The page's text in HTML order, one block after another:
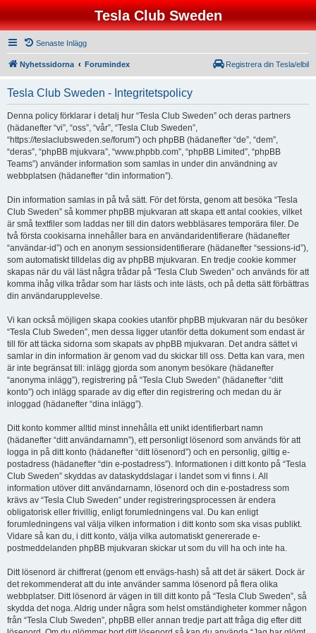
Tesla Club Sweden
Senaste Inlägg
Nyhetssidorna Forumindex Registrera din Tesla/elbil
Tesla Club Sweden - Integritetspolicy
Denna policy förklarar i detalj hur “Tesla Club Sweden” och deras partners
(hädanefter “vi”, “oss”, “vår”, “Tesla Club Sweden”,
“https://teslaclubsweden.se/forum”) och phpBB (hädanefter “de”, “dem”,
“deras”, “phpBB mjukvara”, “www.phpbb.com”, “phpBB Limited”, “phpBB
Teams”) använder information som samlas in under din användning av
webbplatsen (hädanefter “din information”).
Din information samlas in på två sätt. För det första, genom att besöka “Tesla
Club Sweden” så kommer phpBB mjukvaran att skapa ett antal cookies, vilket
är små textfiler som laddas ner till din dators webbläsares temporära filer. De
två första cookisarna innehåller bara en användaridentifierare (hädanefter
“användar-id”) och en anonym sessionsidentifierare (hädanefter “sessions-id”),
som automatiskt tilldelas dig av phpBB mjukvaran. En tredje cookie kommer
skapas när du väl läst några trådar på “Tesla Club Sweden” och används för att
komma ihåg vilka trådar som har lästs och inte lästs, och på detta sätt förbättras
din användarupplevelse.
Vi kan också möjligen skapa cookies utanför phpBB mjukvaran när du besöker
“Tesla Club Sweden”, men dessa ligger utanför detta dokument som endast är
till för att täcka sidorna som skapats av phpBB mjukvaran. Det andra sättet vi
samlar in din information är genom vad du skickar till oss. Detta kan vara, men
är inte begränsat till: inlägg gjorda som anonym besökare (hädanefter
“anonyma inlägg”), registrering på “Tesla Club Sweden” (hädanefter “ditt
konto”) och inlägg sparade av dig efter din registrering och medan du är
inloggad (hädanefter “dina inlägg”).
Ditt konto kommer alltid minst innehålla ett unikt identifierbart namn
(hädanefter “ditt användarnamn”), ett personligt lösenord som används för att
logga in på ditt konto (hädanefter “ditt lösenord”) och en personlig, giltig e-
postadress (hädanefter “din e-postadress”). Informationen i ditt konto på “Tesla
Club Sweden” skyddas av dataskyddslagar i landet som vi finns i. All
information utöver ditt användarnamn, lösenord och din e-postadress som
krävs av “Tesla Club Sweden” under registreringsprocessen är endera
obligatorisk eller frivillig, enligt forumledningens val. Du kan enligt
forumledningens val välja vilken information i ditt konto som ska visas publikt.
Vidare så kan du, i ditt konto, välja vilka automatiskt genererade e-
postmeddelanden phpBB mjukvaran skickar ut som du vill ha och inte ha.
Ditt lösenord är chiffrerat (genom ett envägs-hash) så att det är säkert. Dock är
det rekommenderat att du inte använder samma lösenord på flera olika
webbplatser. Ditt lösenord är vägen in till ditt konto på “Tesla Club Sweden”, så
skydda det noga. Aldrig under några som helst omständigheter kommer någon
från “Tesla Club Sweden”, phpBB eller annan tredje part att fråga dig efter ditt